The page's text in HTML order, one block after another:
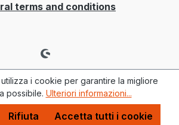
terms and conditions
i cookie per garantire la migliore
possibile. Ulteriori informazioni...
Rifiuta Accetta tutti i cookie